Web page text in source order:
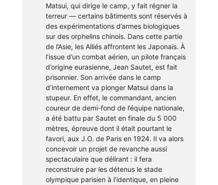
Aide à la connexion
J'ai oublié mon mot de passe
Matsui, qui dirige le camp, y fait régner la
terreur — certains bâtiments sont réservés à
des expérimentations d’armes biologiques
sur des orphelins chinois. Dans cette partie
de l’Asie, les Alliés affrontent les Japonais. À
l’issue d’un combat aérien, un pilote français
d’origine eurasienne, Jean Sautet, est fait
prisonnier. Son arrivée dans le camp
d’internement va plonger Matsui dans la
stupeur. En effet, le commandant, ancien
coureur de demi-fond de l’équipe nationale,
a été battu par Sautet en finale du 5 000
mètres, épreuve dont il était pourtant le
favori, aux J.O. de Paris en 1924. Il va alors
concevoir un projet de revanche aussi
spectaculaire que délirant : il fera
reconstruire par les détenus le stade
olympique parisien à l’identique, en pleine